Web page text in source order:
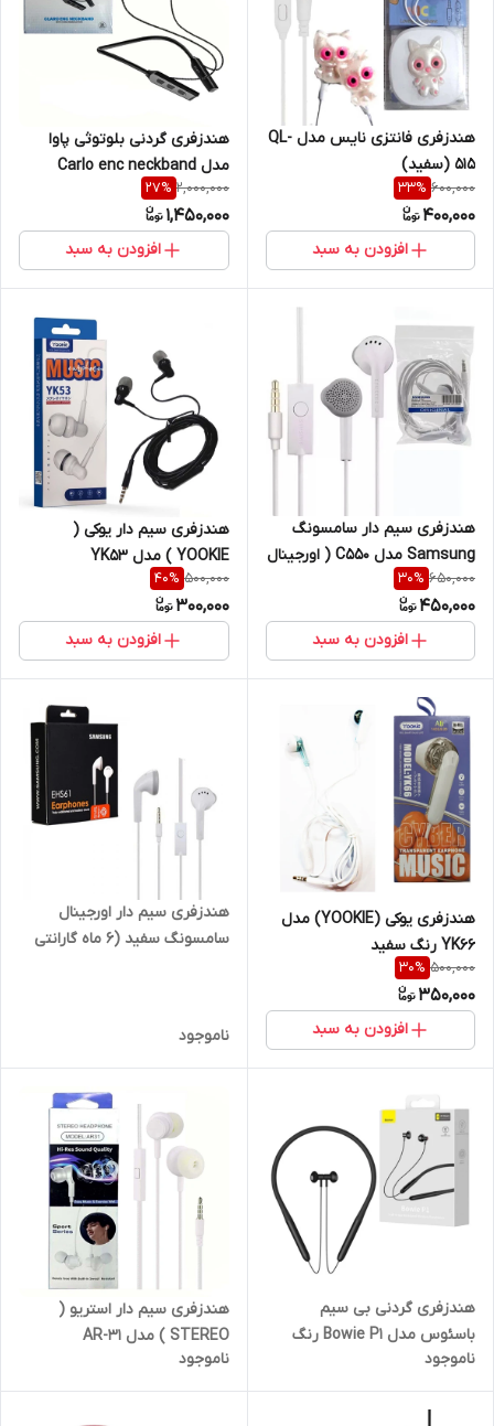
هندزفری فانتزی نایس مدل QL-
515 (سفید)
600,000
33%
400,000
افزودن به سبد
هندزفری گردنی بلوتوثی پاوا
مدل Carlo enc neckband
2,000,000
27%
1,450,000
افزودن به سبد
هندزفری سیم دار سامسونگ
Samsung مدل C550 ( اورجینال
سر جعبه)
650,000
30%
450,000
افزودن به سبد
هندزفری سیم دار یوکی (
YOOKIE ) مدل YK53
500,000
40%
300,000
افزودن به سبد
هندزفری یوکی (YOOKIE) مدل
YK66 رنگ سفید
500,000
30%
350,000
افزودن به سبد
هندزفری سیم دار اورجینال
سامسونگ سفید (6 ماه گارانتی
ناموجود
هندزفری گردنی بی سیم
باسئوس مدل Bowie P1 رنگ
آونگ)
ناموجود
هندزفری سیم دار استریو (
STEREO ) مدل AR-31
ناموجود